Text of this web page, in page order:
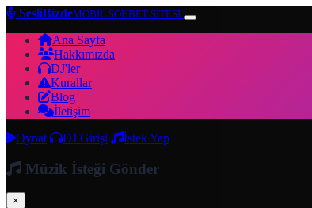
SesliBizdeMOBİL SOHBET SİTESİ
Ana Sayfa
Hakkımızda
DJ'ler
Kurallar
Blog
İletişim
Oynat
DJ Girişi İstek Yap
Müzik İsteği Gönder
×